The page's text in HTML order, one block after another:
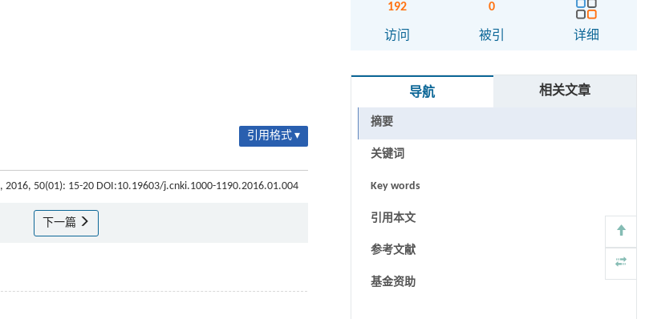
引用格式 ▾
, 2016, 50(01): 15-20 DOI:10.19603/j.cnki.1000-1190.2016.01.004
下一篇
192
访问
0
被引 详细
导航 相关文章
摘要
关键词
Key words
引用本文
参考文献
基金资助